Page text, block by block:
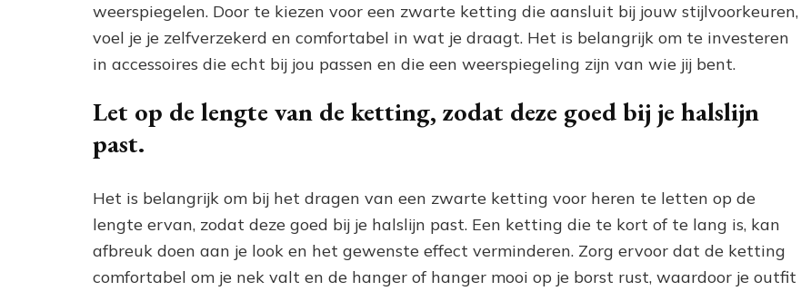
weerspiegelen. Door te kiezen voor een zwarte ketting die aansluit bij jouw stijlvoorkeuren,
voel je je zelfverzekerd en comfortabel in wat je draagt. Het is belangrijk om te investeren
in accessoires die echt bij jou passen en die een weerspiegeling zijn van wie jij bent.
Let op de lengte van de ketting, zodat deze goed bij je halslijn
past.
Het is belangrijk om bij het dragen van een zwarte ketting voor heren te letten op de
lengte ervan, zodat deze goed bij je halslijn past. Een ketting die te kort of te lang is, kan
afbreuk doen aan je look en het gewenste effect verminderen. Zorg ervoor dat de ketting
comfortabel om je nek valt en de hanger of hanger mooi op je borst rust, waardoor je outfit